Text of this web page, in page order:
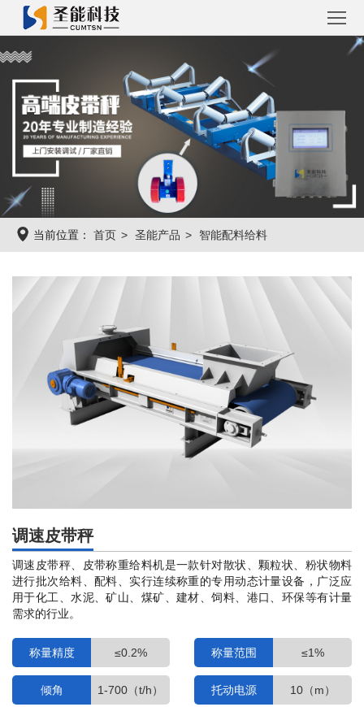
首
品
案
程
统
圣
资
讯
当前位置： 首页 圣能产品 智能配料给料
调速皮带秤
调速皮带秤、皮带称重给料机是一款针对散状、颗粒状、粉状物料
进行批次给料、配料、实行连续称重的专用动态计量设备，广泛应
用于化工、水泥、矿山、煤矿、建材、饲料、港口、环保等有计量
需求的行业。
称量精度 ≤0.2% 称量范围 ≤1%
倾角 1-700（t/h） 托动电源 10（m）